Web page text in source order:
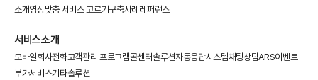
소개영상맞춤 서비스 고르기구축사례 레퍼런스
서비스소개
모바일회사전화고객관리 프로그램콜센터솔루션자동응답시스템채팅상담ARS이벤트
부가서비스기타솔루션